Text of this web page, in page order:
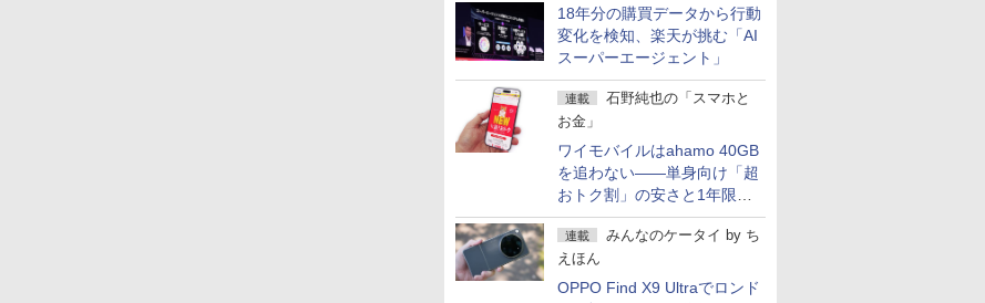
18年分の購買データから行動
変化を検知、楽天が挑む「AI
スーパーエージェント」
連載
石野純也の「スマホと
お金」
ワイモバイルはahamo 40GB
を追わない――単身向け「超
おトク割」の安さと1年限定
の注意点
連載 みんなのケータイ by ち
えほん
OPPO Find X9 Ultraでロンド